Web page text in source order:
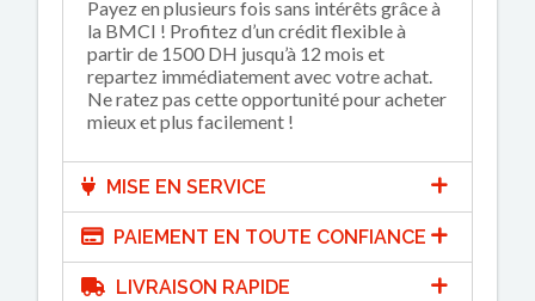
Payez en plusieurs fois sans intérêts grâce à
la BMCI ! Profitez d’un crédit flexible à
partir de 1500 DH jusqu’à 12 mois et
repartez immédiatement avec votre achat.
Ne ratez pas cette opportunité pour acheter
mieux et plus facilement !
MISE EN SERVICE
PAIEMENT EN TOUTE CONFIANCE
LIVRAISON RAPIDE